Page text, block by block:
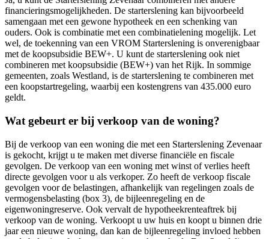
financieringsmogelijkheden. De starterslening kan bijvoorbeeld
samengaan met een gewone hypotheek en een schenking van
ouders. Ook is combinatie met een combinatielening mogelijk. Let
wel, de toekenning van een VROM Starterslening is onverenigbaar
met de koopsubsidie BEW+. U kunt de starterslening ook niet
combineren met koopsubsidie (BEW+) van het Rijk. In sommige
gemeenten, zoals Westland, is de starterslening te combineren met
een koopstartregeling, waarbij een kostengrens van 435.000 euro
geldt.
Wat gebeurt er bij verkoop van de woning?
Bij de verkoop van een woning die met een Starterslening Zevenaar
is gekocht, krijgt u te maken met diverse financiële en fiscale
gevolgen. De verkoop van een woning met winst of verlies heeft
directe gevolgen voor u als verkoper. Zo heeft de verkoop fiscale
gevolgen voor de belastingen, afhankelijk van regelingen zoals de
vermogensbelasting (box 3), de bijleenregeling en de
eigenwoningreserve. Ook vervalt de hypotheekrenteaftrek bij
verkoop van de woning. Verkoopt u uw huis en koopt u binnen drie
jaar een nieuwe woning, dan kan de bijleenregeling invloed hebben